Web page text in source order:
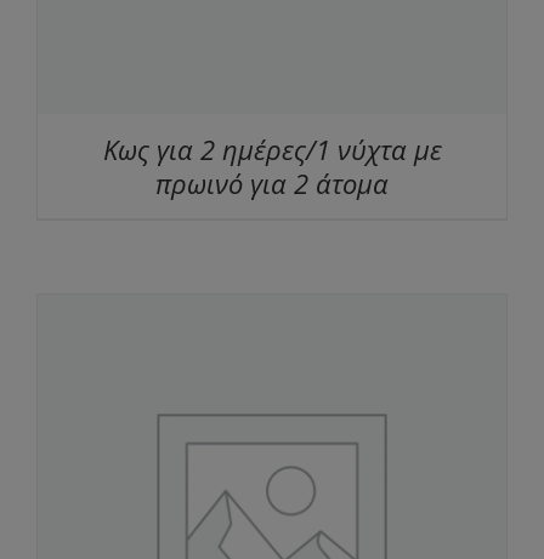
Κως για 2 ημέρες/1 νύχτα με
πρωινό για 2 άτομα